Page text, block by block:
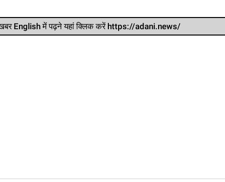
खबर English में पढ़ने यहां क्लिक करें https://adani.news/